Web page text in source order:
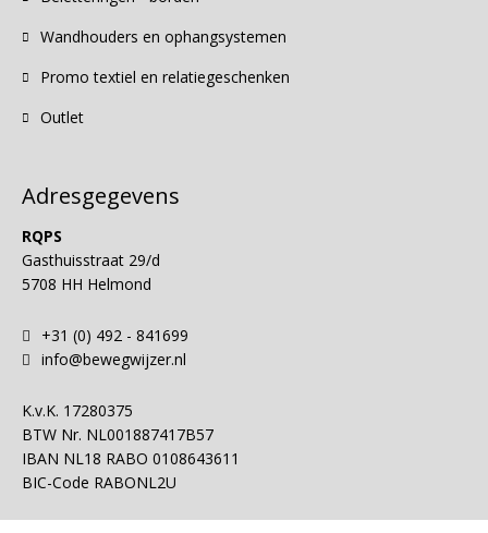
Adresgegevens
RQPS
Gasthuisstraat 29/d
5708 HH Helmond
+31 (0) 492 - 841699
info@bewegwijzer.nl
K.v.K. 17280375
BTW Nr. NL001887417B57
IBAN NL18 RABO 0108643611
BIC-Code RABONL2U
Wandhouders en ophangsystemen
Promo textiel en relatiegeschenken
Outlet